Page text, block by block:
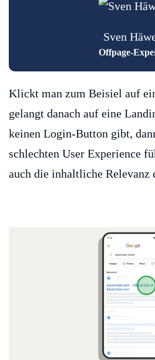
Sven
Offpage-
Klickt man zum Beisiel auf
gelangt danach auf eine
keinen Login-Button gibt,
schlechten User Experience
auch die inhaltliche Relevanz